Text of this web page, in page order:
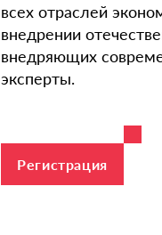
всех отраслей
внедрении
внедряющих
эксперты.
Регистрация